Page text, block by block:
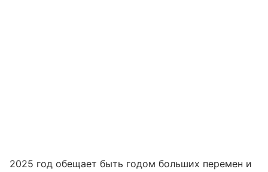
2025 год обещает быть годом больших перемен и